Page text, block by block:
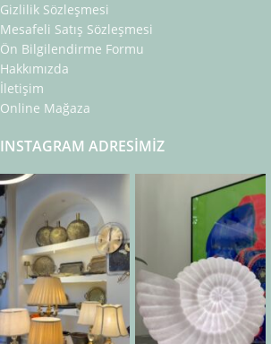
Gizlilik Sözleşmesi
Mesafeli Satış Sözleşmesi
Ön Bilgilendirme Formu
Hakkımızda
İletişim
Online Mağaza
INSTAGRAM ADRESIMIZ